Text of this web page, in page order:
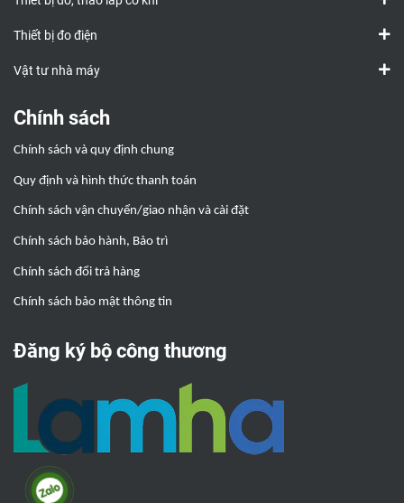
Thiết bị đo điện
Vật tư nhà máy
Chính sách
Chính sách và quy định chung
Quy định và hình thức thanh toán
Chính sách vận chuyển/giao nhận và cài đặt
Chính sách bảo hành, Bảo trì
Chính sách đổi trả hàng
Chính sách bảo mật thông tin
Đăng ký bộ công thương